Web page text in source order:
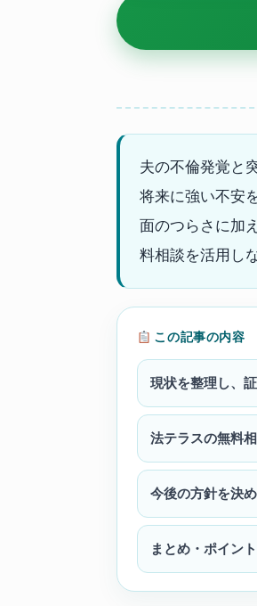
夫の不倫発覚と
将来に強い不安
面のつらさに加
料相談を活用し
この記事の内容
現状を整理し、
法テラスの無料
今後の方針を決
まとめ・ポイン